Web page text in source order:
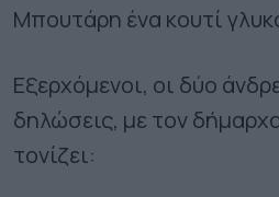
Μπουτάρη ένα κουτί
Εξερχόμενοι, οι δύο
δηλώσεις, με τον
τονίζει: